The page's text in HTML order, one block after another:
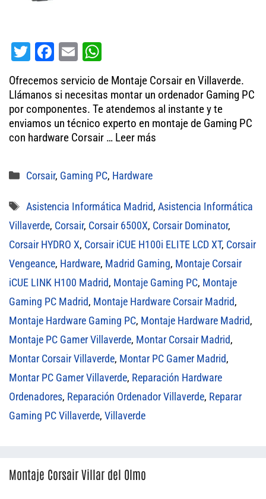
T
tt
er
Fa
bo
ok
E
m
ail
ha
ts
A
pp
Ofrecemos servicio de Montaje Corsair en Villaverde.
Llámanos si necesitas montar un ordenador Gaming PC
por componentes. Te atendemos al instante y te
enviamos un técnico experto en montaje de Gaming PC
con hardware Corsair … Leer más
Categorías
Corsair, Gaming PC, Hardware
Etiquetas
Asistencia Informática Madrid, Asistencia Informática
Villaverde, Corsair, Corsair 6500X, Corsair Dominator,
Corsair HYDRO X, Corsair iCUE H100i ELITE LCD XT, Corsair
Vengeance, Hardware, Madrid Gaming, Montaje Corsair
iCUE LINK H100 Madrid, Montaje Gaming PC, Montaje
Gaming PC Madrid, Montaje Hardware Corsair Madrid,
Montaje Hardware Gaming PC, Montaje Hardware Madrid,
Montaje PC Gamer Villaverde, Montar Corsair Madrid,
Montar Corsair Villaverde, Montar PC Gamer Madrid,
Montar PC Gamer Villaverde, Reparación Hardware
Ordenadores, Reparación Ordenador Villaverde, Reparar
Gaming PC Villaverde, Villaverde
Montaje Corsair Villar del Olmo